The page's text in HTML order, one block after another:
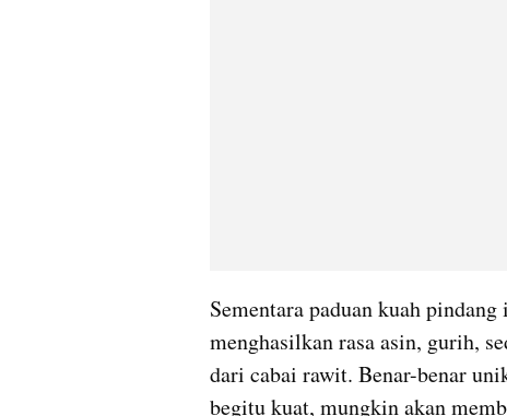
Sementara paduan kuah
menghasilkan rasa asin, gurih,
dari cabai rawit. Benar-benar
begitu kuat, mungkin akan